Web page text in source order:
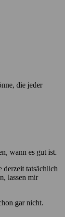
die jeder
wann es gut ist.
derzeit tatsächlich
lassen mir
gar nicht.